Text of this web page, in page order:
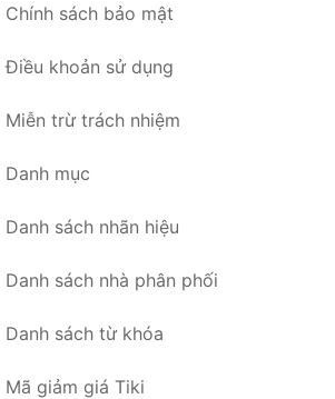
Chính sách bảo mật
Điều khoản sử dụng
Miễn trừ trách nhiệm
Danh mục
Danh sách nhãn hiệu
Danh sách nhà phân phối
Danh sách từ khóa
Mã giảm giá Tiki